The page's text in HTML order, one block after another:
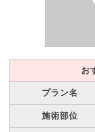
お
プラン名
施術部位